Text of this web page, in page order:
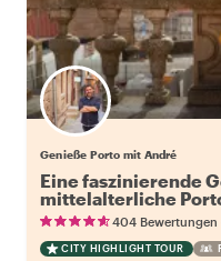
Genieße Porto mit André
Eine faszinierende
mittelalterliche
404 Bewertungen
CITY HIGHLIGHT TOUR